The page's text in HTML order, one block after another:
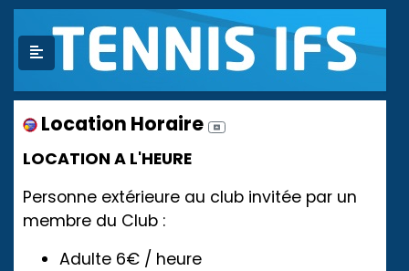
Location Horaire
LOCATION A L'HEURE
Personne extérieure au club invitée par un
membre du Club :
Adulte 6€ / heure